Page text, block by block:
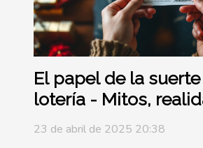
El papel de la
lotería - Mitos,
cómo mejorar tus
23 de abril de 2025 20:38